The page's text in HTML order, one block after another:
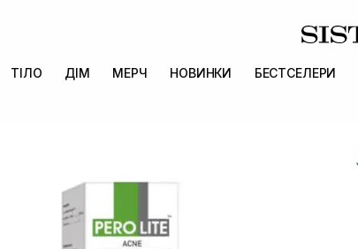
ТІЛО ДІМ МЕРЧ НОВИНКИ БЕСТСЕЛЕРИ